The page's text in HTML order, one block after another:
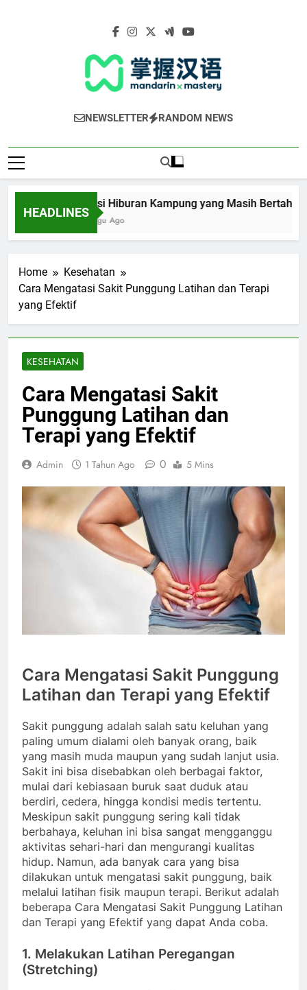
Mandarin
NEWSLETTER RANDOM NEWS
HEADLINES
Tradisi Hiburan Kampung yang Masih Bertahan
1 Minggu Ago
Home
Kesehatan
Cara Mengatasi Sakit Punggung Latihan dan Terapi
yang Efektif
KESEHATAN
Cara Mengatasi Sakit
Punggung Latihan dan
Terapi yang Efektif
Admin 1 Tahun Ago 0 5 Mins
Cara Mengatasi Sakit Punggung
Latihan dan Terapi yang Efektif
Sakit punggung adalah salah satu keluhan yang
paling umum dialami oleh banyak orang, baik
yang masih muda maupun yang sudah lanjut usia.
Sakit ini bisa disebabkan oleh berbagai faktor,
mulai dari kebiasaan buruk saat duduk atau
berdiri, cedera, hingga kondisi medis tertentu.
Meskipun sakit punggung sering kali tidak
berbahaya, keluhan ini bisa sangat mengganggu
aktivitas sehari-hari dan mengurangi kualitas
hidup. Namun, ada banyak cara yang bisa
dilakukan untuk mengatasi sakit punggung, baik
melalui latihan fisik maupun terapi. Berikut adalah
beberapa Cara Mengatasi Sakit Punggung Latihan
dan Terapi yang Efektif yang dapat Anda coba.
1. Melakukan Latihan Peregangan
(Stretching)